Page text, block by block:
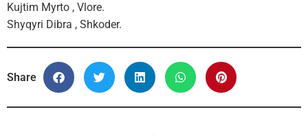
Kujtim Myrto , Vlore.
Shyqyri Dibra , Shkoder.
Share